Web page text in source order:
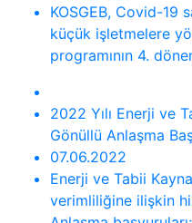
KOSGEB, Covid-19
küçük işletmelere
programının 4.
2022 Yılı Enerji ve
Gönüllü Anlaşma
07.06.2022
Enerji ve Tabii
verimliliğine ilişkin